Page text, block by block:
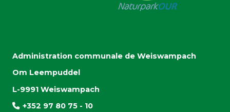
Administration communale de Weiswampach
Om Leempuddel
L-9991 Weiswampach
+352 97 80 75 - 10